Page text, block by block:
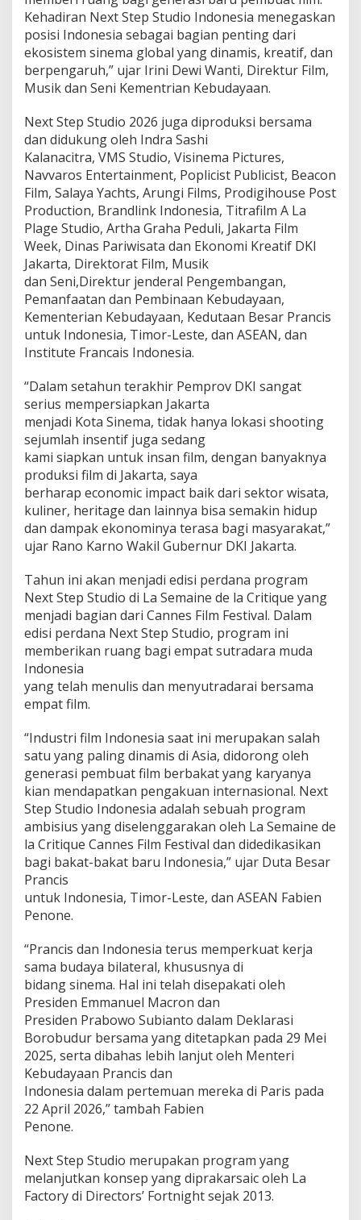
Kehadiran Next Step Studio Indonesia menegaskan
posisi Indonesia sebagai bagian penting dari
ekosistem sinema global yang dinamis, kreatif, dan
berpengaruh,” ujar Irini Dewi Wanti, Direktur Film,
Musik dan Seni Kementrian Kebudayaan.
Next Step Studio 2026 juga diproduksi bersama
dan didukung oleh Indra Sashi
Kalanacitra, VMS Studio, Visinema Pictures,
Navvaros Entertainment, Poplicist Publicist, Beacon
Film, Salaya Yachts, Arungi Films, Prodigihouse Post
Production, Brandlink Indonesia, Titrafilm A La
Plage Studio, Artha Graha Peduli, Jakarta Film
Week, Dinas Pariwisata dan Ekonomi Kreatif DKI
Jakarta, Direktorat Film, Musik
dan Seni,Direktur jenderal Pengembangan,
Pemanfaatan dan Pembinaan Kebudayaan,
Kementerian Kebudayaan, Kedutaan Besar Prancis
untuk Indonesia, Timor-Leste, dan ASEAN, dan
Institute Francais Indonesia.
“Dalam setahun terakhir Pemprov DKI sangat
serius mempersiapkan Jakarta
menjadi Kota Sinema, tidak hanya lokasi shooting
sejumlah insentif juga sedang
kami siapkan untuk insan film, dengan banyaknya
produksi film di Jakarta, saya
berharap economic impact baik dari sektor wisata,
kuliner, heritage dan lainnya bisa semakin hidup
dan dampak ekonominya terasa bagi masyarakat,”
ujar Rano Karno Wakil Gubernur DKI Jakarta.
Tahun ini akan menjadi edisi perdana program
Next Step Studio di La Semaine de la Critique yang
menjadi bagian dari Cannes Film Festival. Dalam
edisi perdana Next Step Studio, program ini
memberikan ruang bagi empat sutradara muda
Indonesia
yang telah menulis dan menyutradarai bersama
empat film.
“Industri film Indonesia saat ini merupakan salah
satu yang paling dinamis di Asia, didorong oleh
generasi pembuat film berbakat yang karyanya
kian mendapatkan pengakuan internasional. Next
Step Studio Indonesia adalah sebuah program
ambisius yang diselenggarakan oleh La Semaine de
la Critique Cannes Film Festival dan didedikasikan
bagi bakat-bakat baru Indonesia,” ujar Duta Besar
Prancis
untuk Indonesia, Timor-Leste, dan ASEAN Fabien
Penone.
“Prancis dan Indonesia terus memperkuat kerja
sama budaya bilateral, khususnya di
bidang sinema. Hal ini telah disepakati oleh
Presiden Emmanuel Macron dan
Presiden Prabowo Subianto dalam Deklarasi
Borobudur bersama yang ditetapkan pada 29 Mei
2025, serta dibahas lebih lanjut oleh Menteri
Kebudayaan Prancis dan
Indonesia dalam pertemuan mereka di Paris pada
22 April 2026,” tambah Fabien
Penone.
Next Step Studio merupakan program yang
melanjutkan konsep yang diprakarsaic oleh La
Factory di Directors’ Fortnight sejak 2013.